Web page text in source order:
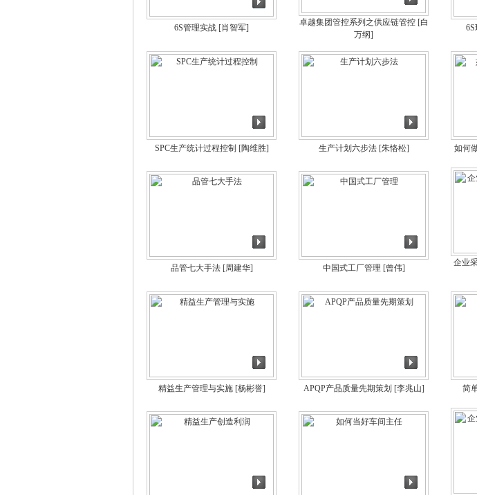
6S管理实战 [肖智军]
卓越集团管控系列之供应链管控[白
万纲]
SPC生产统计过程控制 [陶维胜] 生产计划六步法[朱恪松] 如何
品管七大手法[周建华] 中国式工厂管理 [曾伟]
企业
精益生产管理与实施[杨彬誉] APQP产品质量先期策划 [李兆山] 简